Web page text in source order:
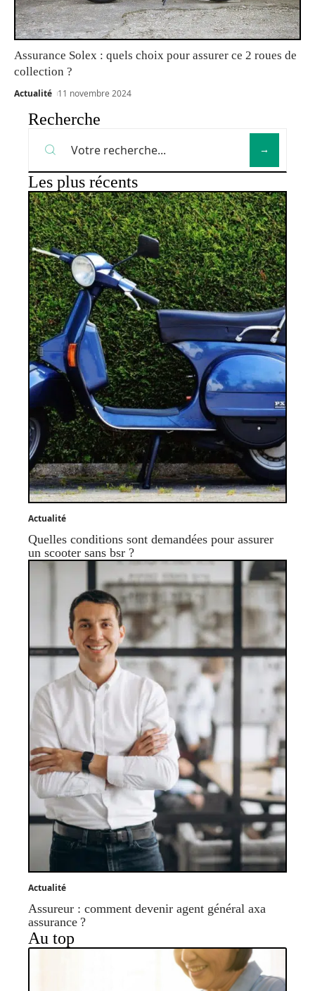
Assurance Solex : quels choix pour assurer ce 2 roues de
collection ?
Actualité 11 novembre 2024
Recherche
Les plus récents
Actualité
Quelles conditions sont demandées pour assurer
un scooter sans bsr ?
Actualité
Assureur : comment devenir agent général axa
assurance ?
Au top